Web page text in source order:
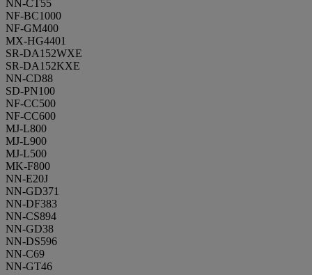
NN-CT55
NF-BC1000
NF-GM400
MX-HG4401
SR-DA152WXE
SR-DA152KXE
NN-CD88
SD-PN100
NF-CC500
NF-CC600
MJ-L800
MJ-L900
MJ-L500
MK-F800
NN-E20J
NN-GD371
NN-DF383
NN-CS894
NN-GD38
NN-DS596
NN-C69
NN-GT46